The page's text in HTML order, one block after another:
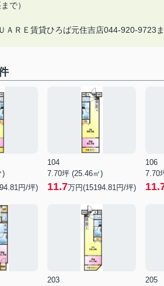
で）
ＡＲＥ賃貸ひろば元住吉店044-920-9723
)
円/坪)
104
7.70坪 (25.46㎡)
11.7万円(15194.81円/坪)
106
7.70
203
205